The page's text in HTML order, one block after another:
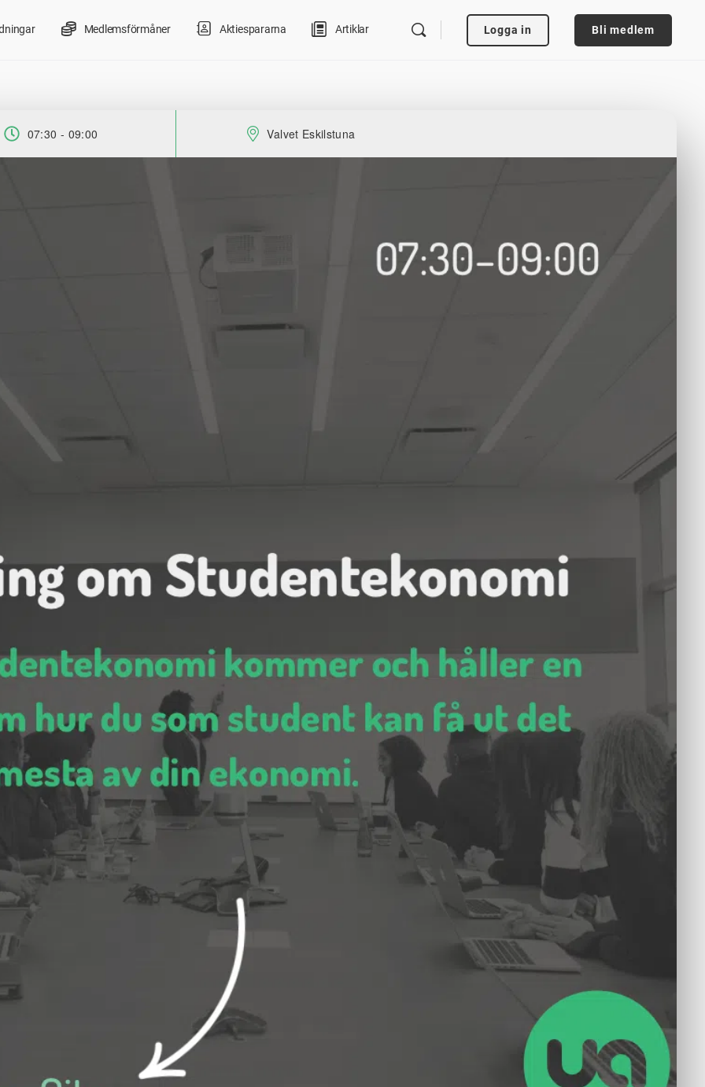
Medlemsförmåner Aktiespararna Artiklar Logga in Bli medlem
Tid:
07:30 - 09:00
Plats:
Valvet Eskilstuna